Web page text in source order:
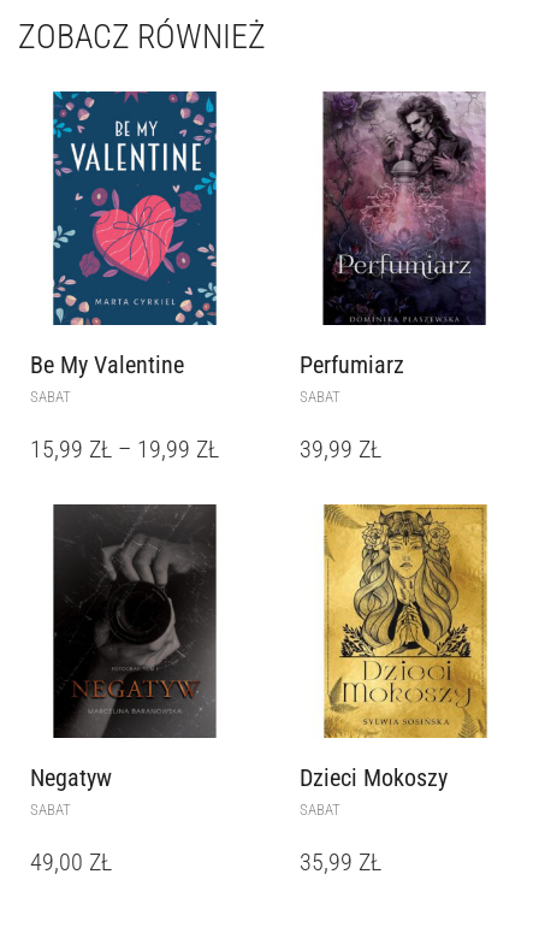
ZOBACZ RÓWNIEŻ
Be My Valentine
SABAT
15,99 ZŁ – 19,99 ZŁ
Perfumiarz
SABAT
39,99 ZŁ
Negatyw
SABAT
49,00 ZŁ
Dzieci Mokoszy
SABAT
35,99 ZŁ